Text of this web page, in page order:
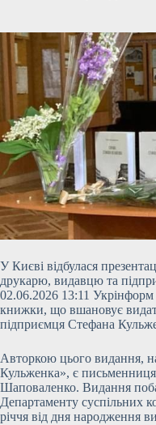
У Києві відбулася
друкарю, видавцю та
02.06.2026 13:11
книжки, що вшановує
підприємця Стефана
Авторкою цього видання,
Кульженка», є письменниця
Шаповаленко. Видання
Департаменту суспільних
річчя від дня народження